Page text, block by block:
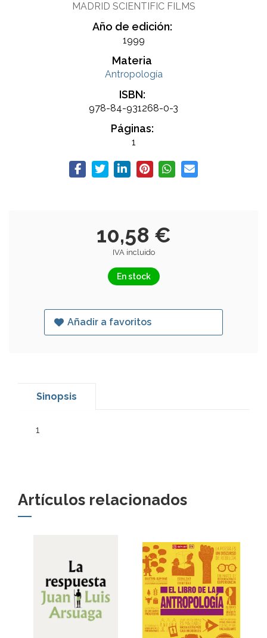
MADRID SCIENTIFIC FILMS
Año de edición:
1999
Materia
Antropología
ISBN:
978-84-931268-0-3
Páginas:
1
10,58 €
IVA incluido
En stock
Añadir a favoritos
Sinopsis
1
Artículos relacionados